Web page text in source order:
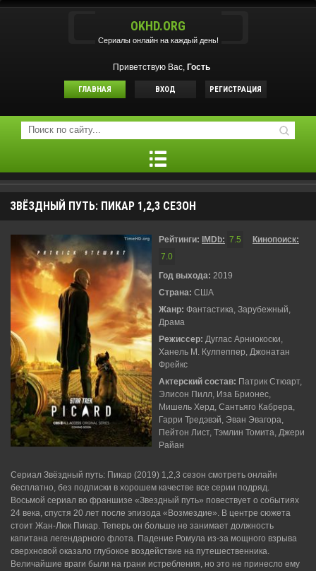
OKHD.ORG
Сериалы онлайн на каждый день!
Приветствую Вас, Гость
ГЛАВНАЯ ВХОД РЕГИСТРАЦИЯ
ЗВЁЗДНЫЙ ПУТЬ: ПИКАР 1,2,3 СЕЗОН
Рейтинги: IMDb: 7.5
Кинопоиск:
7.0
Год выхода: 2019
Страна: США
Жанр: Фантастика, Зарубежный,
Драма
Режиссер: Дуглас Арниокоски,
Ханель М. Кулпеппер, Джонатан
Фрейкс
Актерский состав: Патрик Стюарт,
Элисон Пилл, Иза Брионес,
Мишель Херд, Сантьяго Кабрера,
Гарри Тредэвэй, Эван Эвагора,
Пейтон Лист, Тэмлин Томита, Джери
Райан
Сериал Звёздный путь: Пикар (2019) 1,2,3 сезон смотреть онлайн
бесплатно, без подписки в хорошем качестве все серии подряд.
Восьмой сериал во франшизе «Звездный путь» повествует о событиях
24 века, спустя 20 лет после эпизода «Возмездие». В центре сюжета
стоит Жан-Люк Пикар. Теперь он больше не занимает должность
капитана легендарного флота. Падение Ромула из-за мощного взрыва
сверхновой оказало глубокое воздействие на путешественника.
Величайшие враги были на грани истребления, но это не принесло ему